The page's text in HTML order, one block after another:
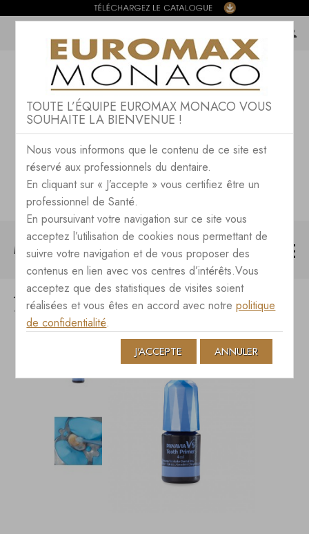
MENU
CONSOMMABLES
COLLAGE
TOOTH PRIMER - 4 ML
TOUTE L’ÉQUIPE EUROMAX MONACO VOUS
SOUHAITE LA BIENVENUE !
Nous vous informons que le contenu de ce site est
réservé aux professionnels du dentaire.
En cliquant sur « J’accepte » vous certifiez être un
professionnel de Santé.
En poursuivant votre navigation sur ce site vous
acceptez l’utilisation de cookies nous permettant de
suivre votre navigation et de vous proposer des
contenus en lien avec vos centres d’intérêts.Vous
acceptez que des statistiques de visites soient
réalisées et vous êtes en accord avec notrepolitique
de confidentialité.
J'ACCEPTE ANNULER